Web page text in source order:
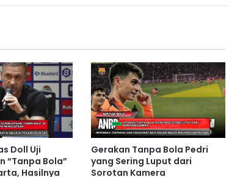
Doll Uji
“Tanpa Bola”
Hasilnya
Gerakan Tanpa Bola Pedri
yang Sering Luput dari
Sorotan Kamera